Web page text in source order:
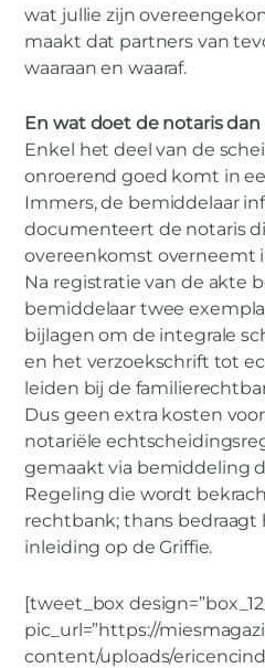
wat jullie zijn
maakt dat partners van
waaraan en waaraf.
En wat doet de notaris dan
Enkel het deel van de
onroerend goed komt in
Immers, de bemiddelaar
documenteert de notaris
overeenkomst overneemt
Na registratie van de akte
bemiddelaar twee
bijlagen om de integrale
en het verzoekschrift tot
leiden bij de
Dus geen extra kosten
notariële
gemaakt via bemiddeling
Regeling die wordt
rechtbank; thans bedraagt
inleiding op de Griffie.
[tweet_box
pic_url=”https://
content/uploads/